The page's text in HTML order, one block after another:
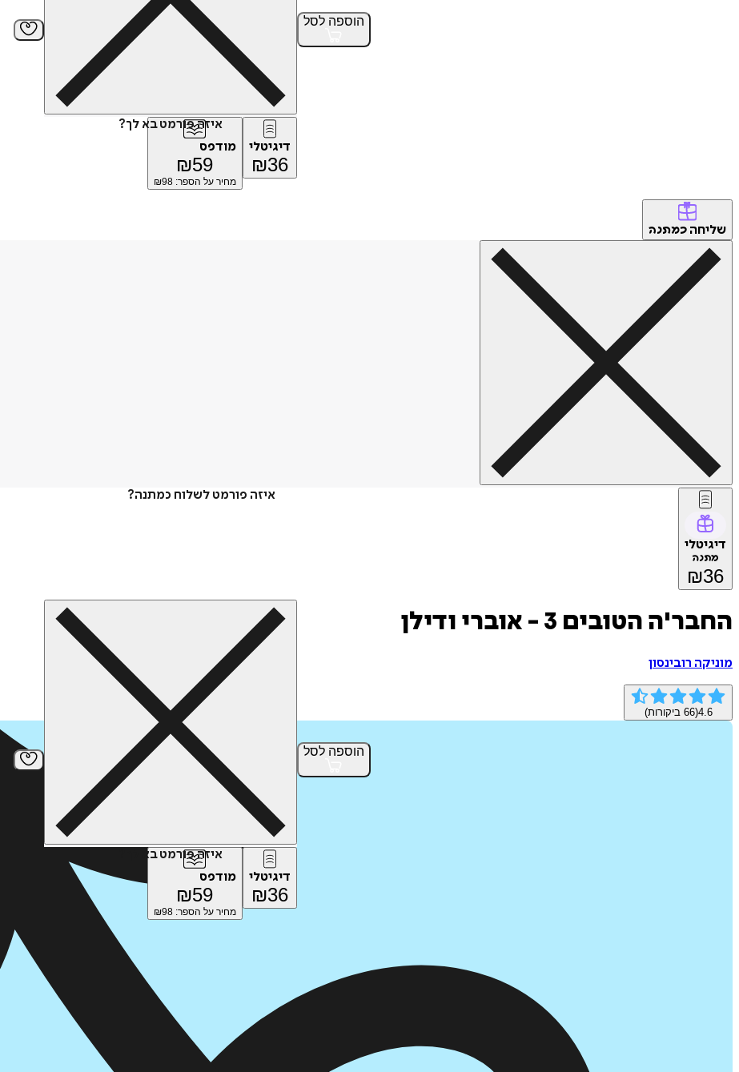
הוספה לסל
איזה פורמט בא לך?
דיגיטלי
₪36
מודפס
₪59
מחיר על הספר: ₪98
שליחה כמתנה
איזה פורמט לשלוח כמתנה?
דיגיטלי
מתנה
₪36
הוספה לסל
איזה פורמט בא לך?
דיגיטלי
₪36
מודפס
₪59
מחיר על הספר: ₪98
החבר'ה הטובים 3 - אוברי ודילן
מוניקה רובינסון
4.6
(
66 ביקורות)